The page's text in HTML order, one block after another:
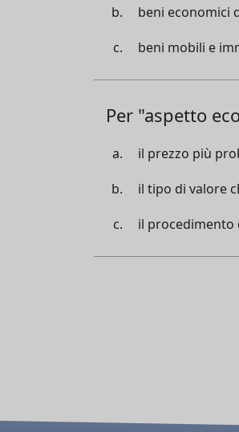
beni economici
beni mobili e
Per "aspetto
il prezzo più
il tipo di valore
il procedimento